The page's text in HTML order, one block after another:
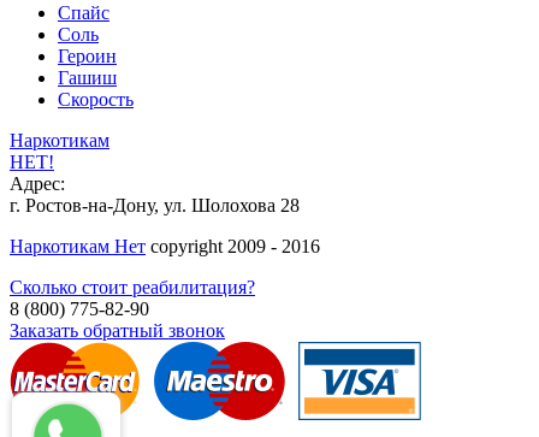
Спайс
Соль
Героин
Гашиш
Скорость
Наркотикам
НЕТ!
Адрес:
г. Ростов-на-Дону, ул. Шолохова 28
Наркотикам Нет copyright 2009 - 2016
Сколько стоит реабилитация?
8 (800) 775-82-90
Заказать обратный звонок